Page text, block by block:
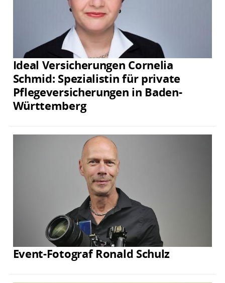
Ideal Versicherungen Cornelia
Schmid: Spezialistin für private
Pflegeversicherungen in Baden-
Württemberg
Event-Fotograf Ronald Schulz